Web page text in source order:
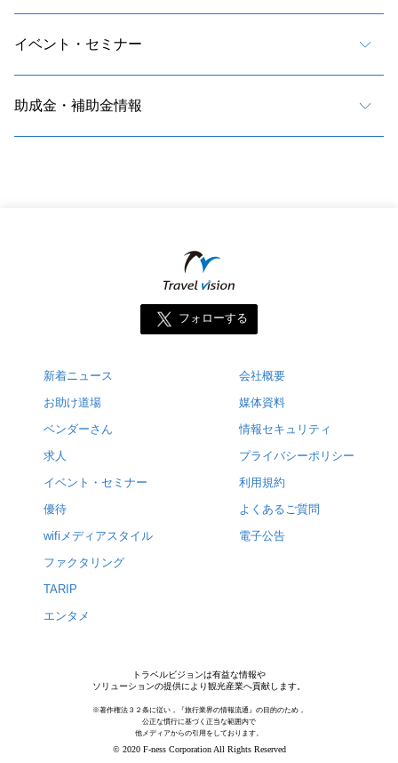
イベント・セミナー
助成金・補助金情報
フォローする
新着ニュース
お助け道場
ベンダーさん
求人
イベント・セミナー
優待
wifiメディアスタイル
ファクタリング
TARIP
エンタメ
会社概要
媒体資料
情報セキュリティ
プライバシーポリシー
利用規約
よくあるご質問
電子公告
トラベルビジョンは有益な情報や
ソリューションの提供により観光産業へ貢献します。
※著作権法３２条に従い，『旅行業界の情報流通』の目的のため，
公正な慣行に基づく正当な範囲内で
他メディアからの引用をしております。
© 2020 F-ness Corporation All Rights Reserved